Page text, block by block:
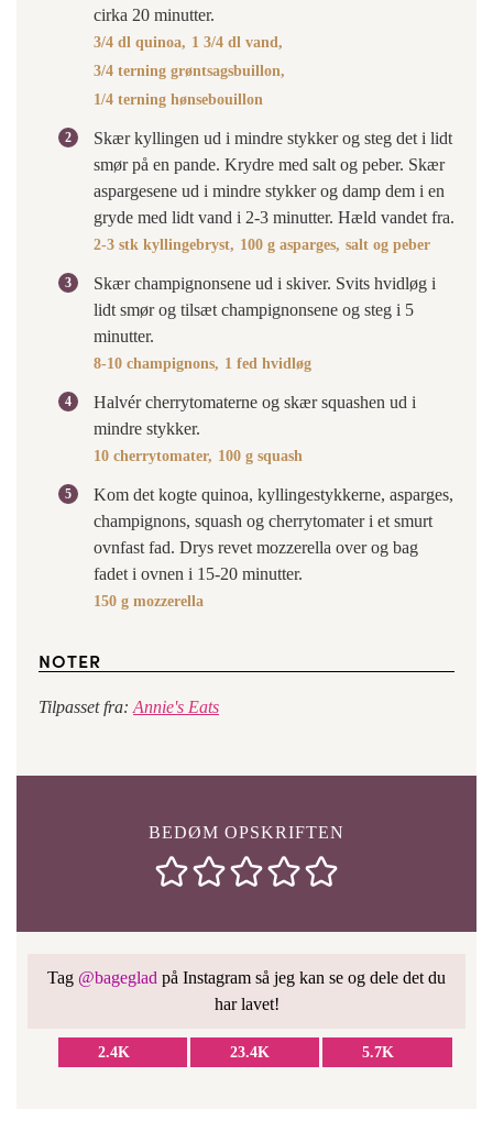
cirka 20 minutter.
3/4 dl quinoa, 1 3/4 dl vand,
3/4 terning grøntsagsbuillon,
1/4 terning hønsebouillon
Skær kyllingen ud i mindre stykker og steg det i lidt
smør på en pande. Krydre med salt og peber. Skær
aspargesene ud i mindre stykker og damp dem i en
gryde med lidt vand i 2-3 minutter. Hæld vandet fra.
2-3 stk kyllingebryst, 100 g asparges, salt og peber
Skær champignonsene ud i skiver. Svits hvidløg i
lidt smør og tilsæt champignonsene og steg i 5
minutter.
8-10 champignons, 1 fed hvidløg
Halvér cherrytomaterne og skær squashen ud i
mindre stykker.
10 cherrytomater, 100 g squash
Kom det kogte quinoa, kyllingestykkerne, asparges,
champignons, squash og cherrytomater i et smurt
ovnfast fad. Drys revet mozzerella over og bag
fadet i ovnen i 15-20 minutter.
150 g mozzerella
NOTER
Tilpasset fra: Annie's Eats
BEDØM OPSKRIFTEN
Tag @bageglad på Instagram så jeg kan se og dele det du
har lavet!
2.4K 23.4K 5.7K